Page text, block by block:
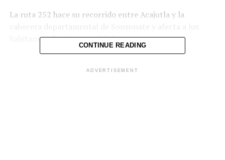
La ruta 252 hace su recorrido entre Acajutla y la
cabecera departamental de Sonsonate y afecta a los
habitantes de estos municipios.
CONTINUE READING
ADVERTISEMENT